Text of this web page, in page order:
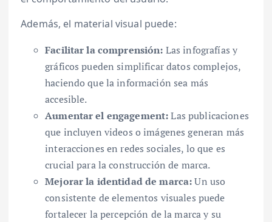
Además, el material visual puede:
Facilitar la comprensión: Las infografías y
gráficos pueden simplificar datos complejos,
haciendo que la información sea más
accesible.
Aumentar el engagement:Las publicaciones
que incluyen videos o imágenes generan más
interacciones en redes sociales, lo que es
crucial para la construcción de marca.
Mejorar la identidad de marca:Un uso
consistente de elementos visuales puede
fortalecer la percepción de la marca y su